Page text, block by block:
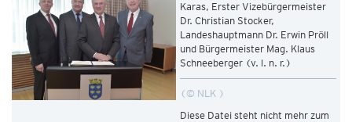
Karas, Erster Vizebürgermeister
Dr. Christian Stocker,
Landeshauptmann Dr. Erwin Pröll
und Bürgermeister Mag. Klaus
Schneeberger (v. l. n. r.)
© NLK
Diese Datei steht nicht mehr zum